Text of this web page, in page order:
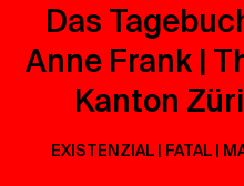
Das
Anne Frank |
Kanton
EXISTENZIAL | FATAL |